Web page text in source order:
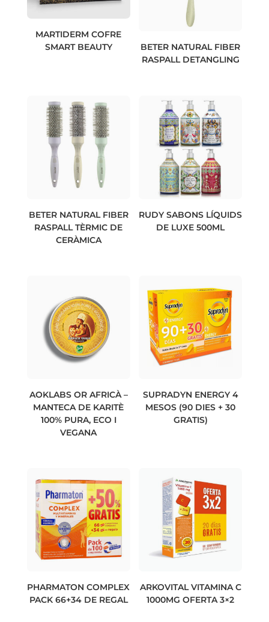
MARTIDERM COFRE
SMART BEAUTY
BETER NATURAL FIBER
RASPALL DETANGLING
BETER NATURAL FIBER
RASPALL TÈRMIC DE
CERÀMICA
RUDY SABONS LÍQUIDS
DE LUXE 500ML
AOKLABS OR AFRICÀ –
MANTECA DE KARITÈ
100% PURA, ECO I
VEGANA
SUPRADYN ENERGY 4
MESOS (90 DIES + 30
GRATIS)
PHARMATON COMPLEX
PACK 66+34 DE REGAL
ARKOVITAL VITAMINA C
1000MG OFERTA 3×2